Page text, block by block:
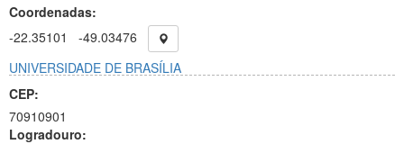
Coordenadas:
-22.35101
-49.03476
UNIVERSIDADE DE BRASÍLIA
CEP:
70910901
Logradouro: